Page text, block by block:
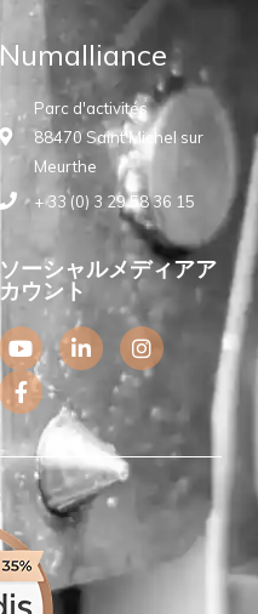
Numalliance
Parc d'activités
88470 Saint Michel sur
Meurthe
+ 33 (0) 3 29 58 36 15
ソーシャルメディアア
カウント
Y
o
u
t
u
b
e
L
i
n
e
d
i
n
-
i
I
n
s
a
r
m
F
a
c
e
b
o
o
k
-
f